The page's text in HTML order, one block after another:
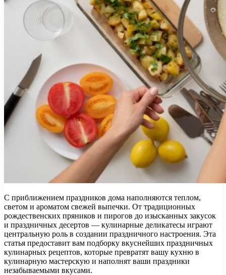
С приближением праздников дома наполняются теплом,
светом и ароматом свежей выпечки. От традиционных
рождественских пряников и пирогов до изысканных закусок
и праздничных десертов — кулинарные деликатесы играют
центральную роль в создании праздничного настроения. Эта
статья предоставит вам подборку вкуснейших праздничных
кулинарных рецептов, которые превратят вашу кухню в
кулинарную мастерскую и наполнят ваши праздники
незабываемыми вкусами.